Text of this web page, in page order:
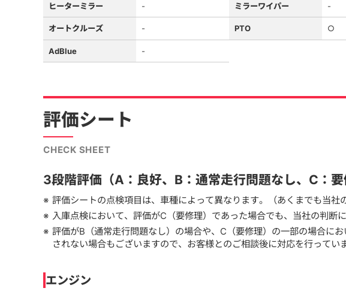
ヒーターミラー - ミラーワイパー -
オートクルーズ - PTO ○
AdBlue -
評価シート
CHECK SHEET
3段階評価（A：良好、B：通常走行問題なし、C：要
評価シートの点検項目は、車種によって異なります。（あくまでも当社
入庫点検において、評価がC（要修理）であった場合でも、当社の判断
評価がB（通常走行問題なし）の場合や、C（要修理）の一部の場合に
されない場合もございますので、お客様とのご相談後に対応を行ってい
エンジン